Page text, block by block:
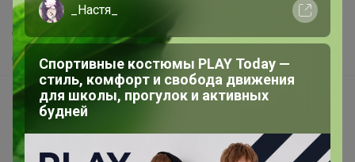
Хиты продаж
Самое желанное
Самое быстрое
Начать зарабатывать с 24-ok
Picabox.ru - Лучшее место для ваших изображений
Розыгрыш - Генератор случайных чисел
_Настя_
Спортивные костюмы PLAY Today —
стиль, комфорт и свобода движения
для школы, прогулок и активных
будней